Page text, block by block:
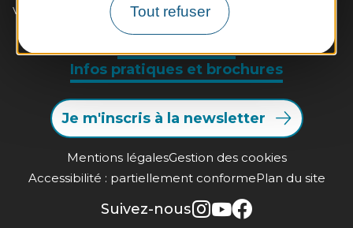
Tout refuser
vous séduiront à coup sûr. A très bientôt !
Infos pratiques et brochures
Je m'inscris à la newsletter
Mentions légalesGestion des cookies
Accessibilité : partiellement conformePlan du site
Suivez-nous